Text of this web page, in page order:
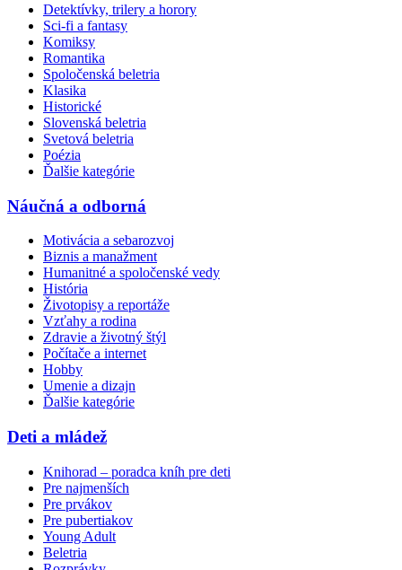
Detektívky, trilery a horory
Sci-fi a fantasy
Komiksy
Romantika
Spoločenská beletria
Klasika
Historické
Slovenská beletria
Svetová beletria
Poézia
Ďalšie kategórie
Náučná a odborná
Motivácia a sebarozvoj
Biznis a manažment
Humanitné a spoločenské vedy
História
Životopisy a reportáže
Vzťahy a rodina
Zdravie a životný štýl
Počítače a internet
Hobby
Umenie a dizajn
Ďalšie kategórie
Deti a mládež
Knihorad – poradca kníh pre deti
Pre najmenších
Pre prvákov
Pre pubertiakov
Young Adult
Beletria